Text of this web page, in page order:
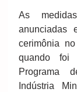
As
anunciadas
cerimônia
quando foi
Programa
Indústria